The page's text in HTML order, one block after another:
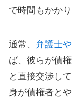
で時間もかかり
通常、 弁護士
ば、彼らが債
と直接交渉し
身が債権者と